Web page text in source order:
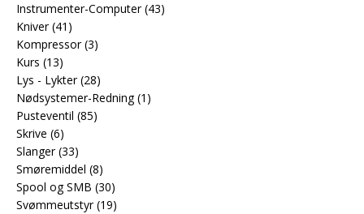
Instrumenter-Computer (43)
Kniver (41)
Kompressor (3)
Kurs (13)
Lys - Lykter (28)
Nødsystemer-Redning (1)
Pusteventil (85)
Skrive (6)
Slanger (33)
Smøremiddel (8)
Spool og SMB (30)
Svømmeutstyr (19)